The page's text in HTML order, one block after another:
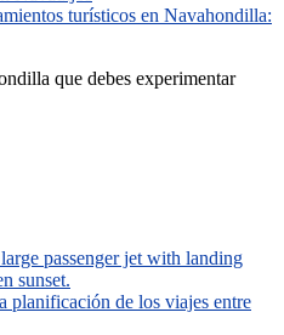
turísticos en Navahondilla:
que debes experimentar
planificación de los viajes entre